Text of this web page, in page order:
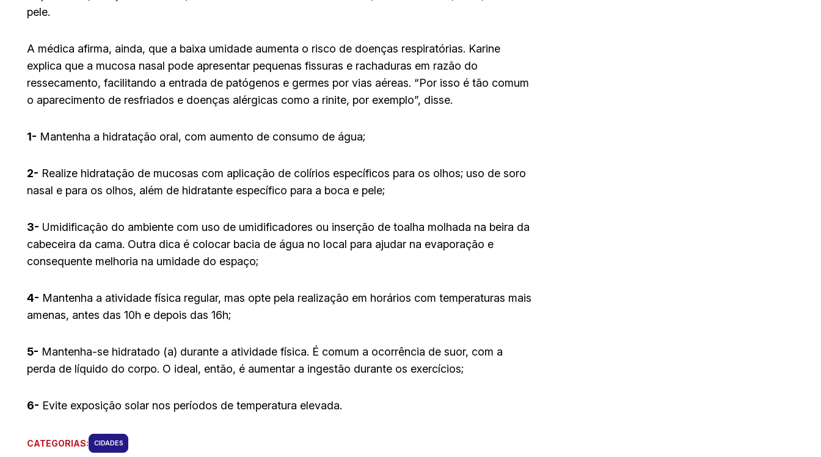
pele.
A médica afirma, ainda, que a baixa umidade aumenta o risco de doenças respiratórias. Karine
explica que a mucosa nasal pode apresentar pequenas fissuras e rachaduras em razão do
ressecamento, facilitando a entrada de patógenos e germes por vias aéreas. “Por isso é tão comum
o aparecimento de resfriados e doenças alérgicas como a rinite, por exemplo”, disse.
1- Mantenha a hidratação oral, com aumento de consumo de água;
2- Realize hidratação de mucosas com aplicação de colírios específicos para os olhos; uso de soro
nasal e para os olhos, além de hidratante específico para a boca e pele;
3- Umidificação do ambiente com uso de umidificadores ou inserção de toalha molhada na beira da
cabeceira da cama. Outra dica é colocar bacia de água no local para ajudar na evaporação e
consequente melhoria na umidade do espaço;
4- Mantenha a atividade física regular, mas opte pela realização em horários com temperaturas mais
amenas, antes das 10h e depois das 16h;
5- Mantenha-se hidratado (a) durante a atividade física. É comum a ocorrência de suor, com a
perda de líquido do corpo. O ideal, então, é aumentar a ingestão durante os exercícios;
6- Evite exposição solar nos períodos de temperatura elevada.
CATEGORIAS: CIDADES